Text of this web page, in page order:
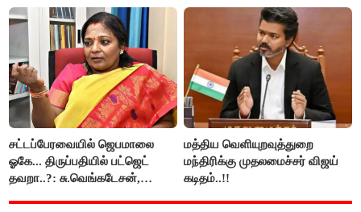
சட்டப்பேரவையில் ஜெபமாலை
ஓகே... திருப்பதியில் பட்ஜெட்
தவறா..?: சு.வெங்கடேசன்,
மத்திய வெளியுறவுத்துறை
மந்திரிக்கு முதலமைச்சர் விஜய்
கடிதம்..!!